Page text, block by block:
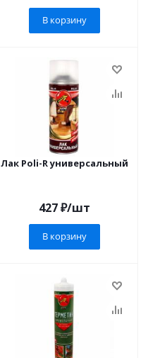
В корзину
Лак Poli-R универсальный
427₽/шт
В корзину